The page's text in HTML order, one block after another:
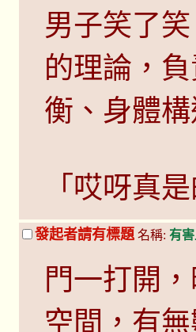
男子笑了
的理論，
衡、身體構
「哎呀真
發起者請有標題 名稱: 有
門一打開
空間，有